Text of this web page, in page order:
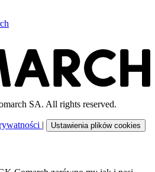
SA. All rights reserved.
| Ustawienia plików cookies